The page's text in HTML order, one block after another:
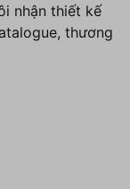
nhận thiết kế
thương